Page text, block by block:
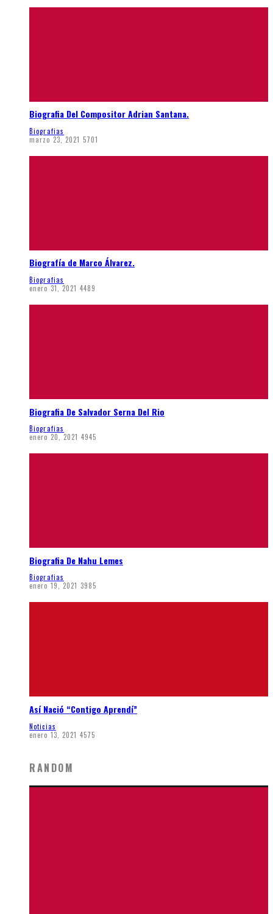
Biografia Del Compositor Adrian Santana.
Biografias
marzo 23, 2021 5701
Biografía de Marco Álvarez.
Biografias
enero 31, 2021 4489
Biografia De Salvador Serna Del Rio
Biografias
enero 20, 2021 4945
Biografia De Nahu Lemes
Biografias
enero 19, 2021 3985
Así Nació “Contigo Aprendí”
Noticias
enero 13, 2021 4575
RANDOM